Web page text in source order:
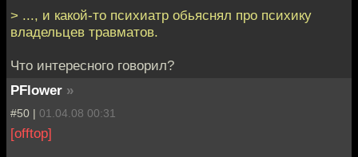
> ..., и какой-то психиатр обьяснял про психику
владельцев травматов.
Что интересного говорил?
PFlower »
#50 | 01.04.08 00:31
[offtop]